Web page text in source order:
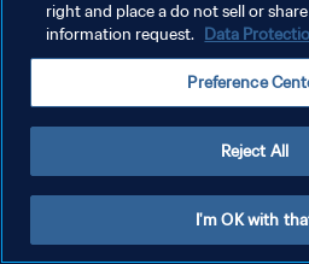
right and place a do not sell or
information request. Data
Preference
Reject All
I'm OK with